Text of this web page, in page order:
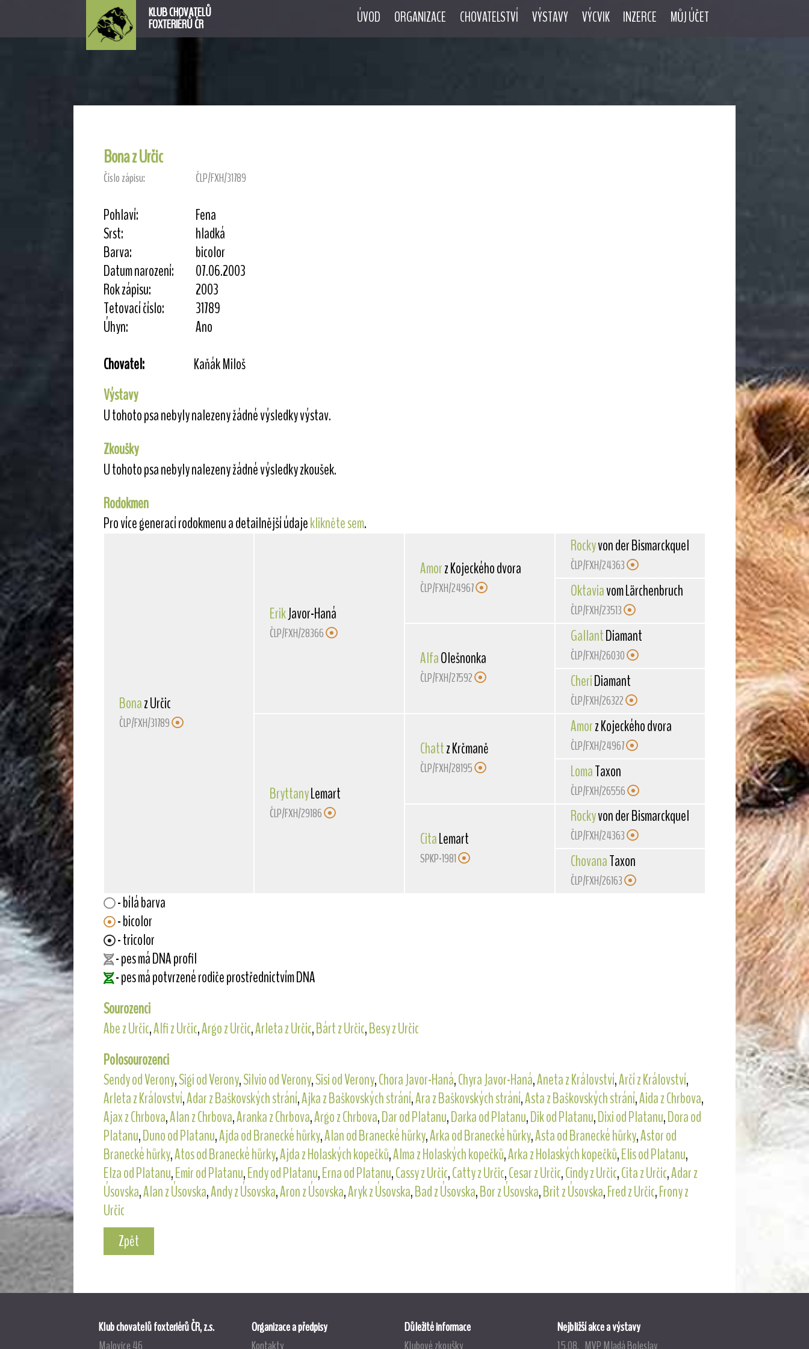
KLUB CHOVATELŮ
FOXTERIÉRŮ ČR ÚVOD ORGANIZACE CHOVATELSTVÍ VÝSTAVY VÝCVIK INZERCE MŮJ ÚČET
Bona z Určic
Číslo zápisu: ČLP/FXH/31789
Pohlaví:
Fena
Srst:
hladká
Barva:
bicolor
Datum narození:
07.06.2003
Rok zápisu:
2003
Tetovací číslo:
31789
Úhyn:
Ano
Chovatel:
Kaňák Miloš
Výstavy
U tohoto psa nebyly nalezeny žádné výsledky výstav.
Zkoušky
U tohoto psa nebyly nalezeny žádné výsledky zkoušek.
Rodokmen
Pro více generací rodokmenu a detailnější údajeklikněte sem.
Bonaz Určic
ČLP/FXH/31789
ErikJavor-Haná
ČLP/FXH/28366
BryttanyLemart
ČLP/FXH/29186
Amorz Kojeckého dvora
ČLP/FXH/24967
AlfaOlešnonka
ČLP/FXH/27592
Chattz Krčmaně
ČLP/FXH/28195
CitaLemart
SPKP-1981
Rockyvon der Bismarckquelle
ČLP/FXH/24363
Oktaviavom Lärchenbruch
ČLP/FXH/23513
GallantDiamant
ČLP/FXH/26030
CheriDiamant
ČLP/FXH/26322
Amorz Kojeckého dvora
ČLP/FXH/24967
LomaTaxon
ČLP/FXH/26556
Rockyvon der Bismarckquelle
ČLP/FXH/24363
ChovanaTaxon
ČLP/FXH/26163
- bílá barva
- bicolor
- tricolor
- pes má DNA profil
- pes má potvrzené rodiče prostřednictvím DNA
Sourozenci
Abe z Určic,Alfi z Určic,Argo z Určic,Arleta z Určic,Bárt z Určic,Besy z Určic
Polosourozenci
Sendy od Verony,Sigi od Verony,Silvio od Verony,Sisi od Verony,Chora Javor-Haná,Chyra Javor-Haná,Aneta z Království,Arčí z Království,
Arleta z Království,Adar z Baškovských strání,Ajka z Baškovských strání,Ara z Baškovských strání,Asta z Baškovských strání,Aida z Chrbova,
Ajax z Chrbova,Alan z Chrbova,Aranka z Chrbova,Argo z Chrbova,Dar od Platanu,Darka od Platanu,Dik od Platanu,Dixi od Platanu,Dora od
Platanu,Duno od Platanu,Ajda od Branecké hůrky,Alan od Branecké hůrky,Arka od Branecké hůrky,Asta od Branecké hůrky,Astor od
Branecké hůrky,Atos od Branecké hůrky,Ajda z Holaských kopečků,Alma z Holaských kopečků,Arka z Holaských kopečků,Elis od Platanu,
Elza od Platanu,Emir od Platanu,Endy od Platanu,Erna od Platanu,Cassy z Určic,Catty z Určic,Cesar z Určic,Cindy z Určic,Cita z Určic,Adar z
Úsovska,Alan z Úsovska,Andy z Úsovska,Aron z Úsovska,Aryk z Úsovska,Bad z Úsovska,Bor z Úsovska,Brit z Úsovska,Fred z Určic,Frony z
Určic
Zpět
Klub chovatelů foxteriérů ČR, z.s.
Malovice 46
Organizace a předpisy
Kontakty
Důležité informace
Klubové zkoušky
Nejbližší akce a výstavy
15.08. MVP Mladá Boleslav